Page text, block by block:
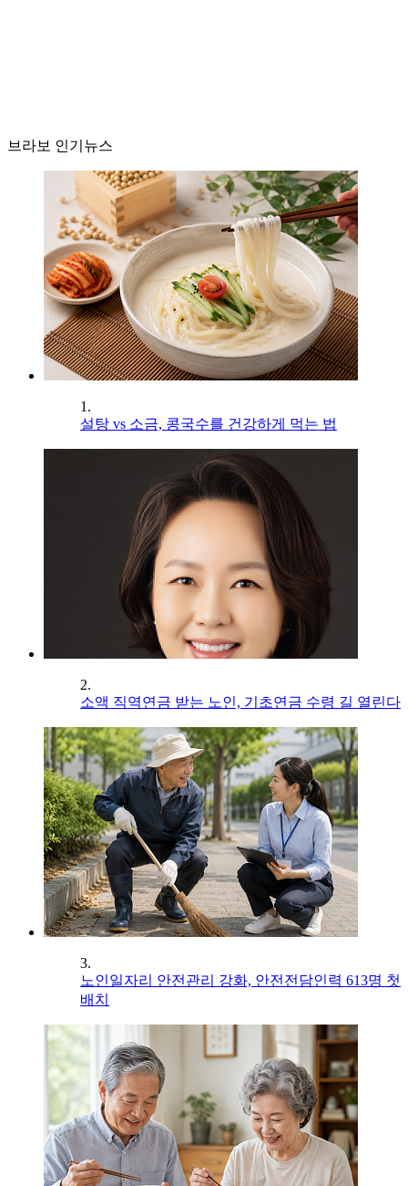
브라보 인기뉴스
1.
설탕 vs 소금, 콩국수를 건강하게 먹는 법
2.
소액 직역연금 받는 노인, 기초연금 수령 길 열린다
3.
노인일자리 안전관리 강화, 안전전담인력 613명 첫
배치